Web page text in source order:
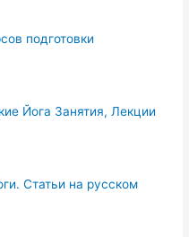
подготовки
Йога Занятия, Лекции
Статьи на русском